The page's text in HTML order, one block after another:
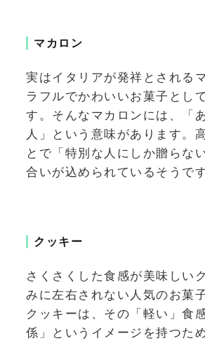
マカロン
実はイタリアが発祥とされる
ラフルでかわいいお菓子とし
す。そんなマカロンには、「
人」という意味があります。
とで「特別な人にしか贈らな
合いが込められているそうです
クッキー
さくさくした食感が美味しい
みに左右されない人気のお菓
クッキーは、その「軽い」食
係」というイメージを持つた